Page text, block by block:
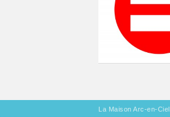
La Maison Arc-en-Ciel